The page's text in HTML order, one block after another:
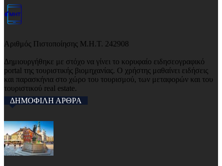
Αριθμός Πιστοποίησης Μ.Η.Τ. 242908
Δημιουργήθηκε με στόχο να γίνει το κορυφαίο ειδησεογραφικό
portal της τουριστικής βιομηχανίας. Ο χρήστης μαθαίνει ειδήσεις
και παρασκήνια στο χώρο του τουρισμού, των μεταφορών και του
τουριστικού real estate.
ΔΗΜΟΦΙΛΗ ΑΡΘΡΑ